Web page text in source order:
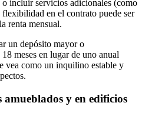
incluir servicios adicionales (como
en el contrato puede ser
renta mensual.
un depósito mayor o
meses en lugar de uno anual
vea como un inquilino estable y
y en edificios